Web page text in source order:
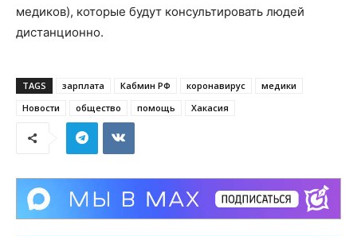
медиков), которые будут консультировать людей
дистанционно.
TAGS зарплата Кабмин РФ коронавирус
медики
Новости
общество помощь Хакасия